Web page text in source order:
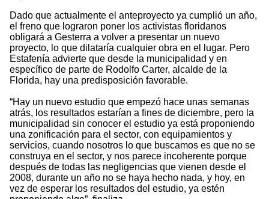
Dado que actualmente el anteproyecto ya cumplió un año,
el freno que lograron poner los activistas floridanos
obligará a Gesterra a volver a presentar un nuevo
proyecto, lo que dilataría cualquier obra en el lugar. Pero
Estafenía advierte que desde la municipalidad y en
específico de parte de Rodolfo Carter, alcalde de la
Florida, hay una predisposición favorable.
“Hay un nuevo estudio que empezó hace unas semanas
atrás, los resultados estarían a fines de diciembre, pero la
municipalidad sin conocer el estudio ya está proponiendo
una zonificación para el sector, con equipamientos y
servicios, cuando nosotros lo que buscamos es que no se
construya en el sector, y nos parece incoherente porque
después de todas las negligencias que vienen desde el
2008, durante un año no se haya hecho nada, y hoy, en
vez de esperar los resultados del estudio, ya estén